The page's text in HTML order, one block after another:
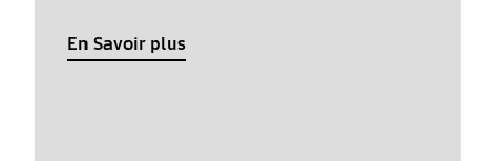
En Savoir plus